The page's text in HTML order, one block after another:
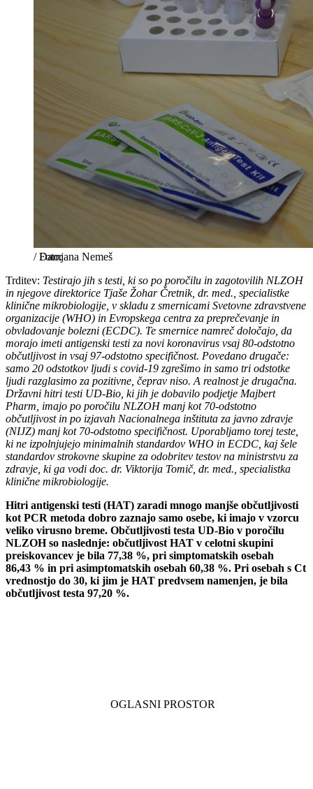
/Damjana Nemeš
Trditev: Testirajo jih s testi, ki so po poročilu in zagotovilih NLZOH
in njegove direktorice Tjaše Žohar Čretnik, dr. med., specialistke
klinične mikrobiologije, v skladu z smernicami Svetovne zdravstvene
organizacije (WHO) in Evropskega centra za preprečevanje in
obvladovanje bolezni (ECDC). Te smernice namreč določajo, da
morajo imeti antigenski testi za novi koronavirus vsaj 80-odstotno
občutljivost in vsaj 97-odstotno specifičnost. Povedano drugače:
samo 20 odstotkov ljudi s covid-19 zgrešimo in samo tri odstotke
ljudi razglasimo za pozitivne, čeprav niso. A realnost je drugačna.
Državni hitri testi UD-Bio, ki jih je dobavilo podjetje Majbert
Pharm, imajo po poročilu NLZOH manj kot 70-odstotno
občutljivost in po izjavah Nacionalnega inštituta za javno zdravje
(NIJZ) manj kot 70-odstotno specifičnost. Uporabljamo torej teste,
ki ne izpolnjujejo minimalnih standardov WHO in ECDC, kaj šele
standardov strokovne skupine za odobritev testov na ministrstvu za
zdravje, ki ga vodi doc. dr. Viktorija Tomič, dr. med., specialistka
klinične mikrobiologije.
Hitri antigenski testi (HAT) zaradi mnogo manjše občutljivosti
kot PCR metoda dobro zaznajo samo osebe, ki imajo v vzorcu
veliko virusno breme. Občutljivosti testa UD-Bio v poročilu
NLZOH so naslednje: občutljivost HAT v celotni skupini
preiskovancev je bila 77,38 %, pri simptomatskih osebah
86,43 % in pri asimptomatskih osebah 60,38 %. Pri osebah s Ct
vrednostjo do 30, ki jim je HAT predvsem namenjen, je bila
občutljivost testa 97,20 %.